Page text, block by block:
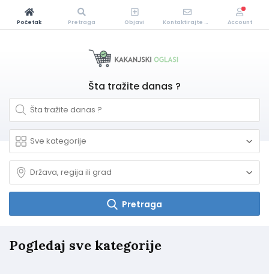
Šta tražite danas ?
Pretraga
Pogledaj sve kategorije
Početak Pretraga Objavi Kontaktirajte Nas Account